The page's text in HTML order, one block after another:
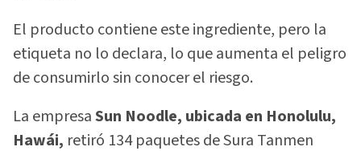
El producto contiene este ingrediente, pero la
etiqueta no lo declara, lo que aumenta el peligro
de consumirlo sin conocer el riesgo.
La empresaSun Noodle, ubicada en Honolulu,
Hawái, retiró 134 paquetes de Sura Tanmen